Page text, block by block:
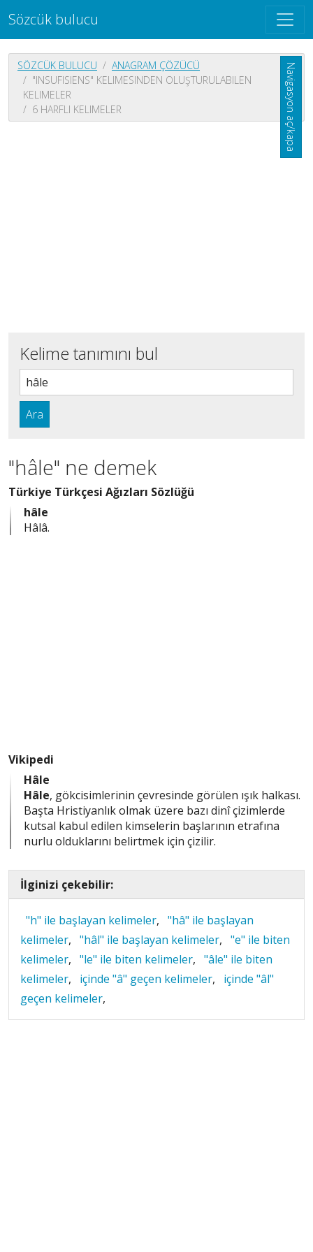
Sözcük bulucu
Navigasyon aç/kapa
SÖZCÜK BULUCU
ANAGRAM ÇÖZÜCÜ
"INSUFISIENS" KELIMESINDEN OLUŞTURULABILEN
KELIMELER
6 HARFLI KELIMELER
Kelime tanımını bul
Ara
"hâle" ne demek
Türkiye Türkçesi Ağızları Sözlüğü
hâle
Hâlâ.
Vikipedi
Hâle
Hâle, gökcisimlerinin çevresinde görülen ışık halkası.
Başta Hristiyanlık olmak üzere bazı dinî çizimlerde
kutsal kabul edilen kimselerin başlarının etrafına
nurlu olduklarını belirtmek için çizilir.
İlginizi çekebilir:
"h" ile başlayan kelimeler, "hâ" ile başlayan
kelimeler, "hâl" ile başlayan kelimeler, "e" ile biten
kelimeler, "le" ile biten kelimeler, "âle" ile biten
kelimeler, içinde "â" geçen kelimeler,
içinde "âl"
geçen kelimeler,